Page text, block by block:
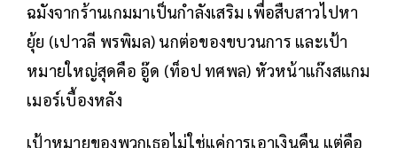
ฉมังจากร้านเกมมาเป็นกำลังเสริม เพื่อสืบสาวไปหา
ยุ้ย (เปาวลี พรพิมล) นกต่อของขบวนการ และเป้า
หมายใหญ่สุดคือ อู๊ด (ท็อป ทศพล) หัวหน้าแก๊งสแกม
เมอร์เบื้องหลัง
เป้าหมายของพวกเธอไม่ใช่แค่การเอาเงินคืน แต่คือ